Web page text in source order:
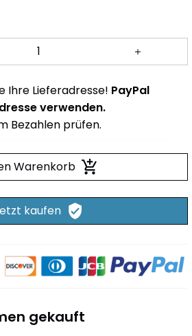
Ihre Lieferadresse! PayPal
verwenden.
Bezahlen prüfen.
Warenkorb
kaufen
gekauft